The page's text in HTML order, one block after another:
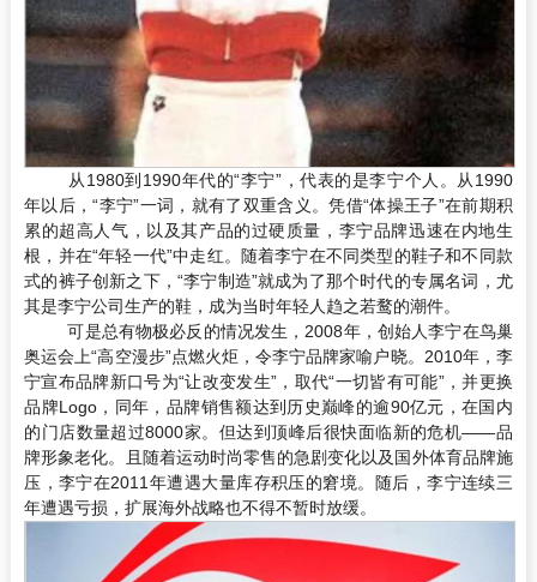
从1980到1990年代的“李宁”，代表的是李宁个人。从1990
年以后，“李宁”一词，就有了双重含义。凭借“体操王子”在前期积
累的超高人气，以及其产品的过硬质量，李宁品牌迅速在内地生
根，并在“年轻一代”中走红。随着李宁在不同类型的鞋子和不同款
式的裤子创新之下，“李宁制造”就成为了那个时代的专属名词，尤
其是李宁公司生产的鞋，成为当时年轻人趋之若鹜的潮件。
可是总有物极必反的情况发生，2008年，创始人李宁在鸟巢
奥运会上“高空漫步”点燃火炬，令李宁品牌家喻户晓。2010年，李
宁宣布品牌新口号为“让改变发生”，取代“一切皆有可能”，并更换
品牌Logo，同年，品牌销售额达到历史巅峰的逾90亿元，在国内
的门店数量超过8000家。但达到顶峰后很快面临新的危机——品
牌形象老化。且随着运动时尚零售的急剧变化以及国外体育品牌施
压，李宁在2011年遭遇大量库存积压的窘境。随后，李宁连续三
年遭遇亏损，扩展海外战略也不得不暂时放缓。